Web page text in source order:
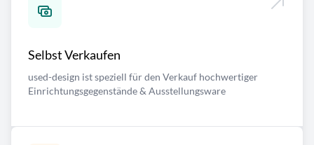
Selbst Verkaufen
used-design ist speziell für den Verkauf hochwertiger
Einrichtungsgegenstände & Ausstellungsware